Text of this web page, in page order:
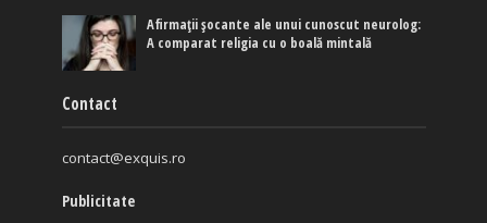
Afirmaţii şocante ale unui cunoscut neurolog:
A comparat religia cu o boală mintală
Contact
contact@exquis.ro
Publicitate